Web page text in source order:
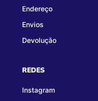
Endereço
Envios
Devolução
REDES
Instagram